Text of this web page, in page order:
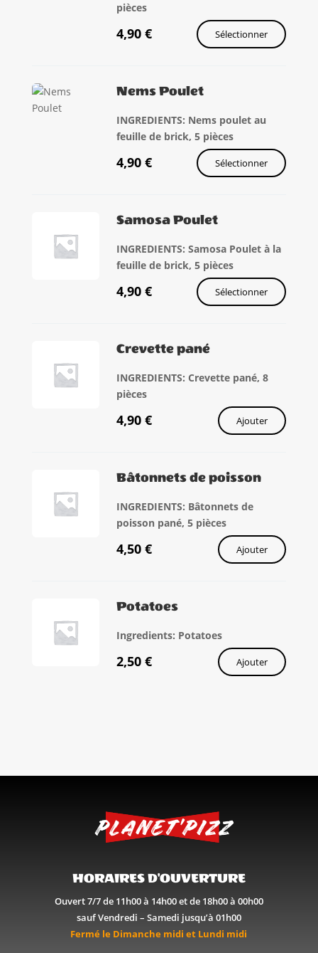
pièces
4,90 € Sélectionner
Nems Poulet
INGREDIENTS: Nems poulet au
feuille de brick, 5 pièces
4,90 € Sélectionner
Samosa Poulet
INGREDIENTS: Samosa Poulet à la
feuille de brick, 5 pièces
4,90 € Sélectionner
Crevette pané
INGREDIENTS: Crevette pané, 8
pièces
4,90 € Ajouter
Bâtonnets de poisson
INGREDIENTS: Bâtonnets de
poisson pané, 5 pièces
4,50 € Ajouter
Potatoes
Ingredients: Potatoes
2,50 € Ajouter
HORAIRES D'OUVERTURE
Ouvert 7/7 de 11h00 à 14h00 et de 18h00 à 00h00
sauf Vendredi – Samedi jusqu’à 01h00
Fermé le Dimanche midi et Lundi midi